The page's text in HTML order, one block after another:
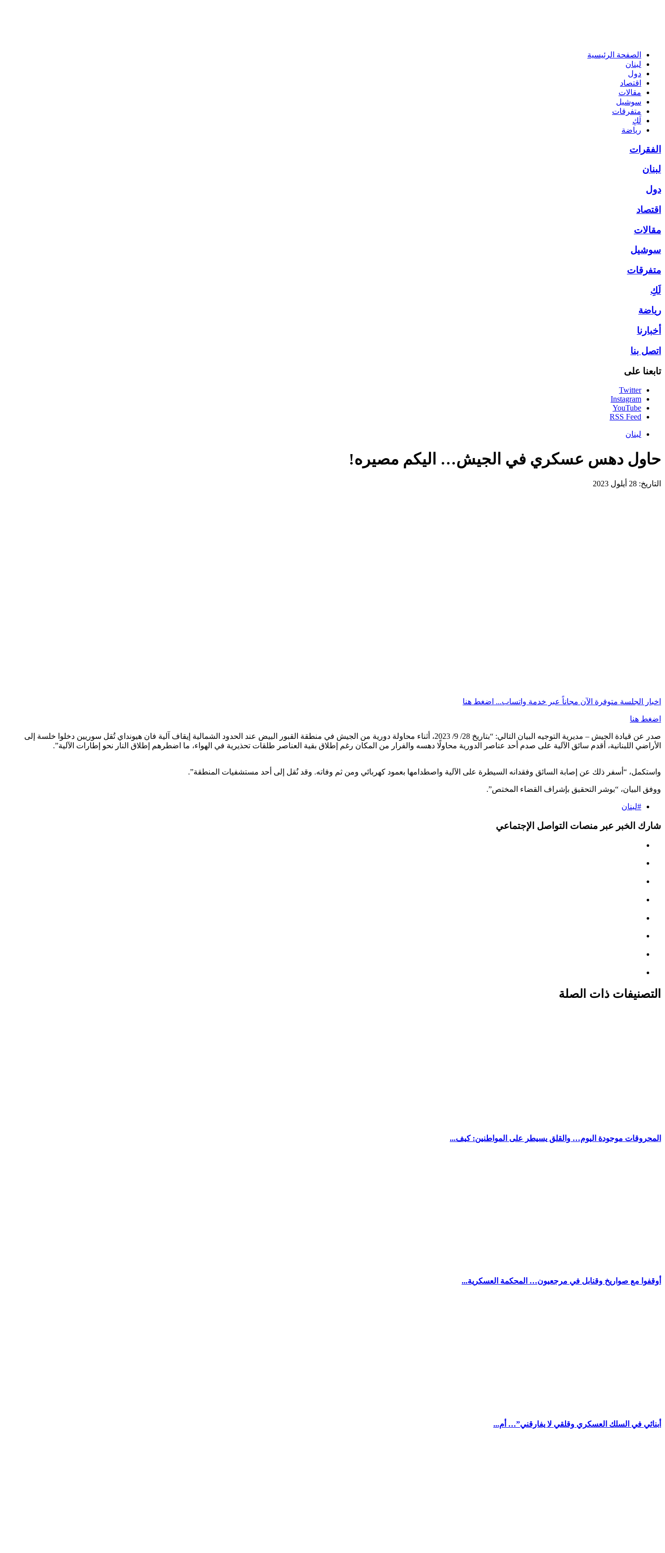
الصفحة الرئيسية
لبنان
دول
اقتصاد
مقالات
سوشيل
متفرقات
لَكِ
رياضة
الفقرات
لبنان
دول
اقتصاد
مقالات
سوشيل
متفرقات
لَكِ
رياضة
أخبارنا
اتصل بنا
تابعنا على
Twitter
Instagram
YouTube
RSS Feed
لبنان
حاول دهس عسكري في الجيش… اليكم مصيره!
التاريخ: 28 أيلول 2023
اخبار الجلسة متوفرة الآن مجاناً عبر خدمة واتساب... اضغط هنا
اضغط هنا
صدر عن قيادة الجيش – مديرية التوجيه البيان التالي: “بتاريخ 28/ 9/ 2023، أثناء محاولة دورية من الجيش في منطقة القبور البيض عند الحدود الشمالية إيقاف آلية فان هيونداي تُقل سوريين دخلوا خلسة إلى
الأراضي اللبنانية، أقدم سائق الآلية على صدم أحد عناصر الدورية محاولًا دهسه والفرار من المكان رغم إطلاق بقية العناصر طلقات تحذيرية في الهواء، ما اضطرهم إطلاق النار نحو إطارات الآلية”.
واستكمل، “أسفر ذلك عن إصابة السائق وفقدانه السيطرة على الآلية واصطدامها بعمود كهربائي ومن ثم وفاته. وقد نُقل إلى أحد مستشفيات المنطقة”.
ووفق البيان، “بوشر التحقيق بإشراف القضاء المختص”.
#لبنان
شارك الخبر عبر منصات التواصل الإجتماعي
التصنيفات ذات الصلة
المحروقات موجودة اليوم… والقلق يسيطر على المواطنين: كيف...
أوقفوا مع صواريخ وقنابل في مرجعيون… المحكمة العسكرية...
أبنائي في السلك العسكري وقلقي لا يفارقني”… أم...